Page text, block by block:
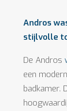
Andros
stijlvolle
De Andros
een
badkamer.